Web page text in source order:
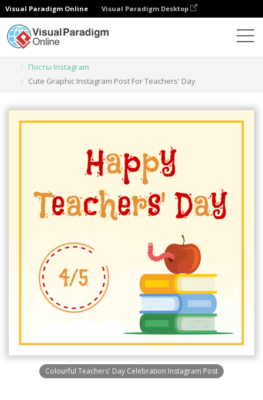
Visual Paradigm Online Visual Paradigm Desktop
Посты Instagram
Cute Graphic Instagram Post For Teachers' Day
Colourful Teachers' Day Celebration Instagram Post